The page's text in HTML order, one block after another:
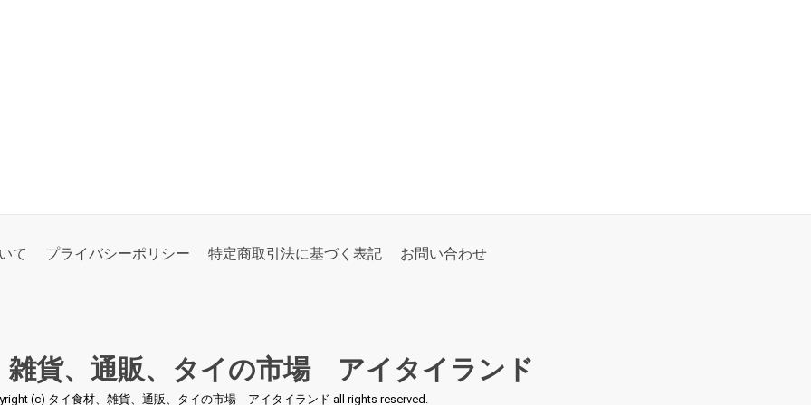
て プライバシーポリシー 特定商取引法に基づく表記 お問い合わせ
雑貨、通販、タイの市場 アイタイランド
(c) タイ食材、雑貨、通販、タイの市場 アイタイランド all rights reserved.